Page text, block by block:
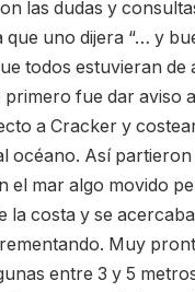
las dudas y
uno dijera “… y
todos estuvieran de
primero fue dar aviso
a Cracker y
océano. Así
el mar algo movido
la costa y se
Muy
entre 3 y 5